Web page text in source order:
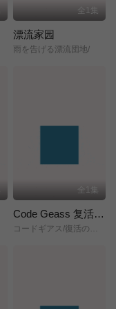
全1集
漂流家园
雨を告げる漂流団地/
全1集
Code Geass 复活的鲁路修
コードギアス/復活のルルーシュ/